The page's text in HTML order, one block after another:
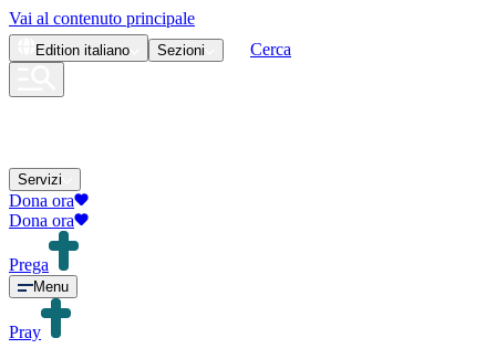
Vai al contenuto principale
Edition italiano Sezioni Cerca
Servizi
Dona ora
Dona ora
Prega
Menu
Pray